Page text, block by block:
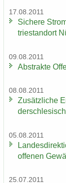
17.08.2011
Si­che­re
trie­stand­ort
09.08.2011
Abs­trak­te
08.08.2011
Zu­sätz­li­che
05.08.2011
of­fe­nen
25.07.2011